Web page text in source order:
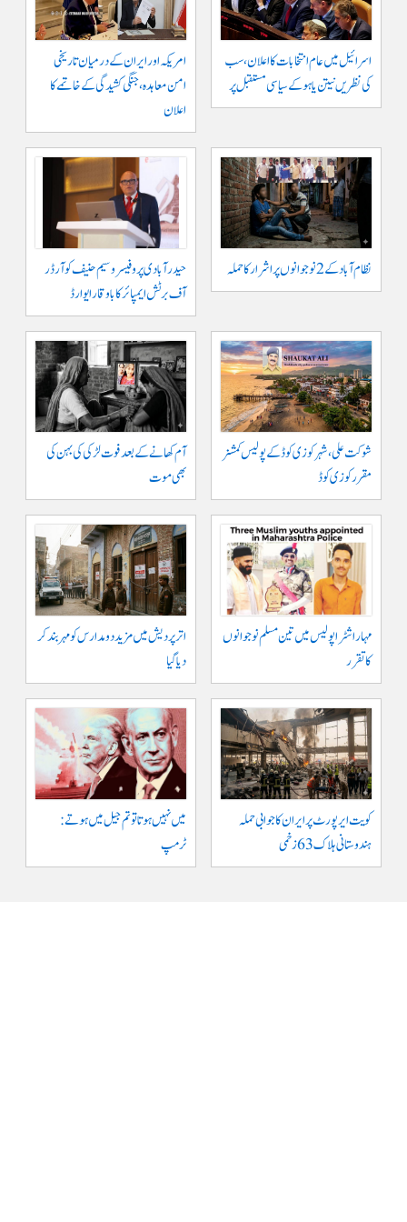
اسرائیل میں عام انتخابات کا اعلان، سب
کی نظریں نیتن یاہو کے سیاسی مستقبل پر
امریکہ اور ایران کے درمیان تاریخی
امن معاہدہ، جنگی کشیدگی کے خاتمے کا
اعلان
نظام آباد کے 2 نوجوانوں پر اشرار کا حملہ
حیدر آبادی پر و فیسر وسیم حنیف کو آرڈر
آف برٹش ایمپائر کا باوقار ایوارڈ
شوکت علی ، شہر کوزی کوڈ کے پولیس کمشنر
مقرر کوزی کوڈ
آم کھانے کے بعد فوت لڑکی کی بہن کی
بھی موت
مہاراشٹرا پولیس میں تین مسلم نو جوانوں
کا تقرر
اتر پردیش میں مزید دو مدارس کو مہر بند کر
دیا گیا
کویت ایر پورٹ پر ایران کا جوابی حملہ
ہندوستانی ہلاک 63 زخمی
میں نہیں ہوتا تو تم جیل میں ہوتے :
ٹرمپ